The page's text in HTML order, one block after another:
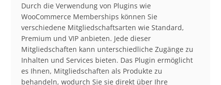
Durch die Verwendung von Plugins wie
WooCommerce Memberships können Sie
verschiedene Mitgliedschaftsarten wie Standard,
Premium und VIP anbieten. Jede dieser
Mitgliedschaften kann unterschiedliche Zugänge zu
Inhalten und Services bieten. Das Plugin ermöglicht
es Ihnen, Mitgliedschaften als Produkte zu
behandeln, wodurch Sie sie direkt über Ihre